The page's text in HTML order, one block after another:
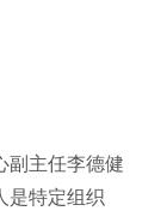
副主任李德健
是特定组织